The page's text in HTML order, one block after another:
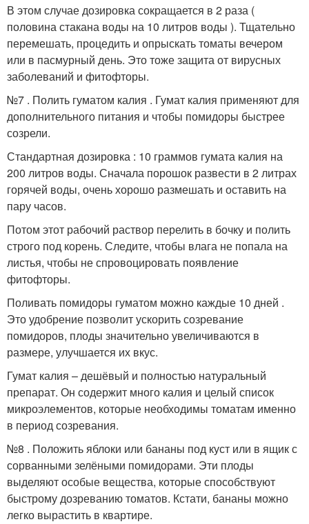
В этом случае дозировка сокращается в 2 раза (
половина стакана воды на 10 литров воды ). Тщательно
перемешать, процедить и опрыскать томаты вечером
или в пасмурный день. Это тоже защита от вирусных
заболеваний и фитофторы.
№7 . Полить гуматом калия . Гумат калия применяют для
дополнительного питания и чтобы помидоры быстрее
созрели.
Стандартная дозировка : 10 граммов гумата калия на
200 литров воды. Сначала порошок развести в 2 литрах
горячей воды, очень хорошо размешать и оставить на
пару часов.
Потом этот рабочий раствор перелить в бочку и полить
строго под корень. Следите, чтобы влага не попала на
листья, чтобы не спровоцировать появление
фитофторы.
Поливать помидоры гуматом можно каждые 10 дней .
Это удобрение позволит ускорить созревание
помидоров, плоды значительно увеличиваются в
размере, улучшается их вкус.
Гумат калия – дешёвый и полностью натуральный
препарат. Он содержит много калия и целый список
микроэлементов, которые необходимы томатам именно
в период созревания.
№8 . Положить яблоки или бананы под куст или в ящик с
сорванными зелёными помидорами. Эти плоды
выделяют особые вещества, которые способствуют
быстрому дозреванию томатов. Кстати, бананы можно
легко вырастить в квартире.